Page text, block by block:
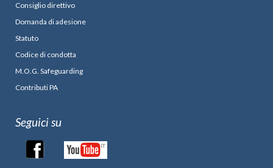
Consiglio direttivo
Domanda di adesione
Statuto
Codice di condotta
M.O.G. Safeguarding
Contributi PA
Seguici su